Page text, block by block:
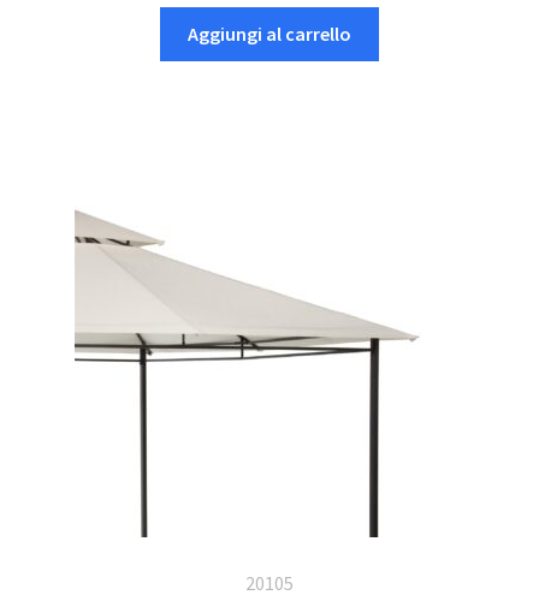
Aggiungi al carrello
20105